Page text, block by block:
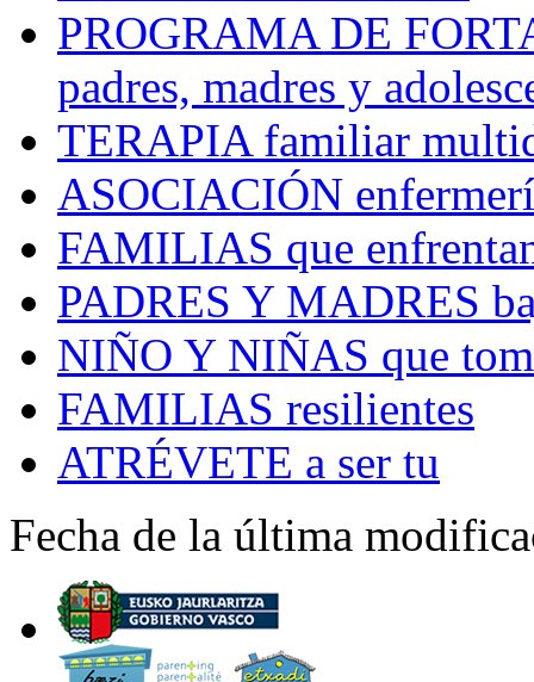
PROGRAMA DE
padres, madres y
TERAPIAfamiliar
ASOCIACIÓN
FAMILIAS que
PADRES Y MADRES
NIÑO Y NIÑAS que
FAMILIAS resilientes
ATRÉVETE a ser tu
Fecha de la última